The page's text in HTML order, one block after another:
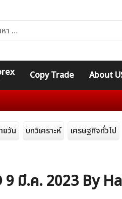
Copy Trade About
คอร์ส
Expert Indicators
ยวัน บทวิเคราะห์ เศรษฐกิจทั่วไป
9 มี.ค. 2023 By